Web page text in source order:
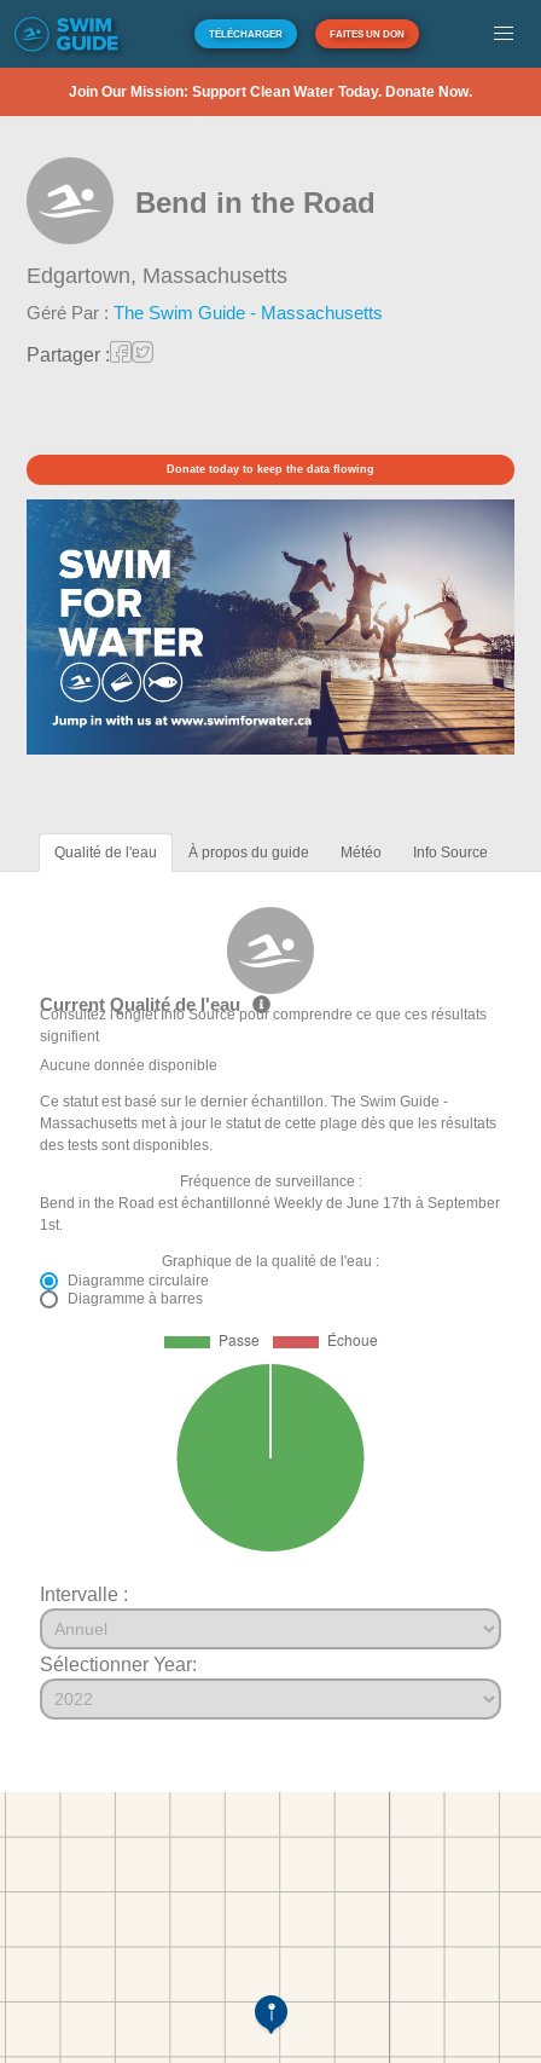
TÉLÉCHARGER FAITES UN DON
Join Our Mission: Support Clean Water Today. Donate Now.
Bend in the Road
Edgartown, Massachusetts
Géré Par :The Swim Guide - Massachusetts
Partager :
Donate today to keep the data flowing
Qualité de l'eau À propos du guide Météo Info Source
Current Qualité de l'eau
Consultez l'onglet Info Source pour comprendre ce que ces résultats
signifient
Aucune donnée disponible
Ce statut est basé sur le dernier échantillon. The Swim Guide -
Massachusetts met à jour le statut de cette plage dès que les résultats
des tests sont disponibles.
Fréquence de surveillance :
Bend in the Road est échantillonné Weekly de June 17th à September
1st.
Graphique de la qualité de l'eau :
Diagramme circulaire
Diagramme à barres
Intervalle :
Sélectionner Year: